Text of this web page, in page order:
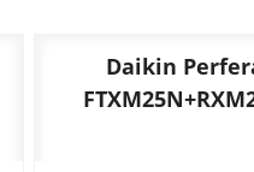
Daikin